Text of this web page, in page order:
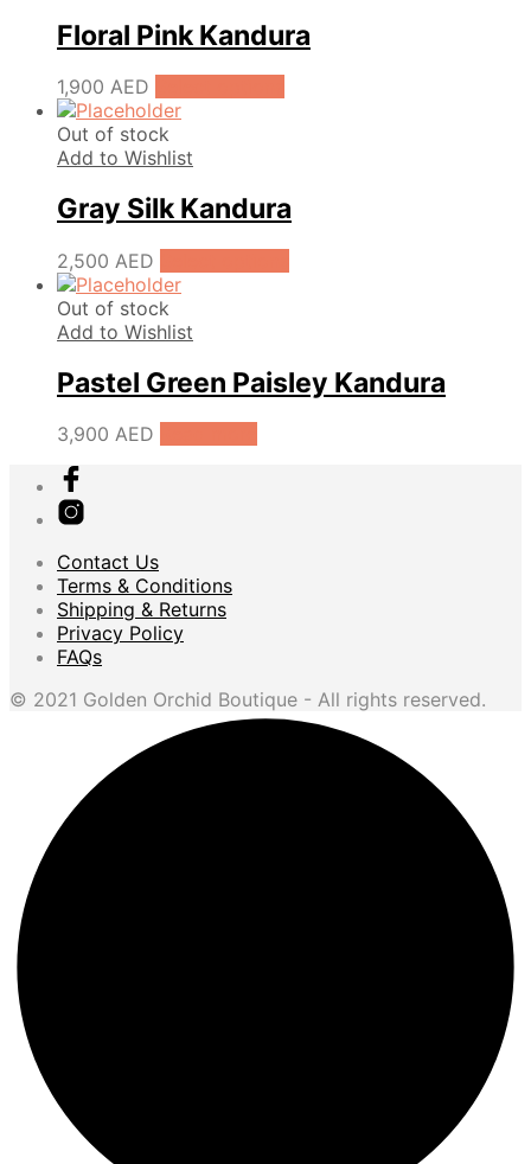
Floral Pink Kandura
1,900 AED
Out of stock
Add to Wishlist
Gray Silk Kandura
2,500 AED
Out of stock
Add to Wishlist
Pastel Green Paisley Kandura
3,900 AED
Contact Us
Terms & Conditions
Shipping & Returns
Privacy Policy
FAQs
© 2021 Golden Orchid Boutique - All rights reserved.